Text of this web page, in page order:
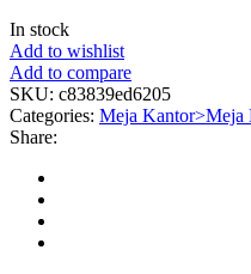
In stock
Add to wishlist
Add to compare
SKU: c83839ed6205
Categories: Meja Kantor>Meja
Share: